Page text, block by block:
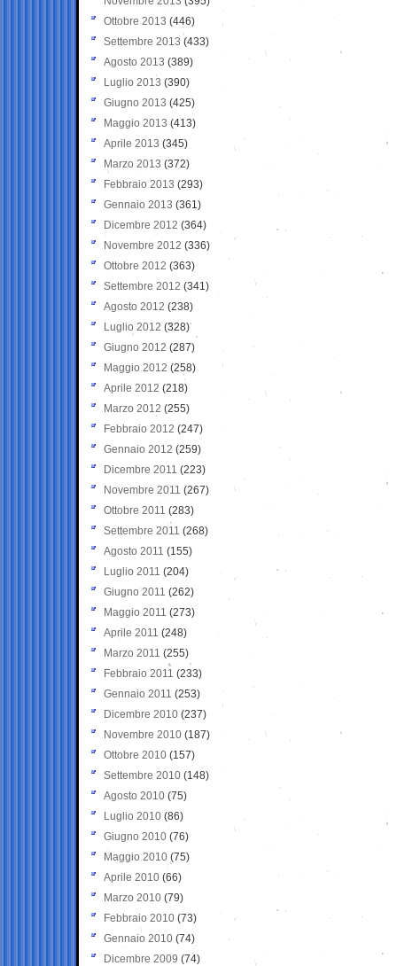
Ottobre 2013 (446)
Settembre 2013 (433)
Agosto 2013 (389)
Luglio 2013 (390)
Giugno 2013 (425)
Maggio 2013 (413)
Aprile 2013 (345)
Marzo 2013 (372)
Febbraio 2013 (293)
Gennaio 2013 (361)
Dicembre 2012 (364)
Novembre 2012 (336)
Ottobre 2012 (363)
Settembre 2012 (341)
Agosto 2012 (238)
Luglio 2012 (328)
Giugno 2012 (287)
Maggio 2012 (258)
Aprile 2012 (218)
Marzo 2012 (255)
Febbraio 2012 (247)
Gennaio 2012 (259)
Dicembre 2011 (223)
Novembre 2011 (267)
Ottobre 2011 (283)
Settembre 2011 (268)
Agosto 2011 (155)
Luglio 2011 (204)
Giugno 2011 (262)
Maggio 2011 (273)
Aprile 2011 (248)
Marzo 2011 (255)
Febbraio 2011 (233)
Gennaio 2011 (253)
Dicembre 2010 (237)
Novembre 2010 (187)
Ottobre 2010 (157)
Settembre 2010 (148)
Agosto 2010 (75)
Luglio 2010 (86)
Giugno 2010 (76)
Maggio 2010 (75)
Aprile 2010 (66)
Marzo 2010 (79)
Febbraio 2010 (73)
Gennaio 2010 (74)
Dicembre 2009 (74)